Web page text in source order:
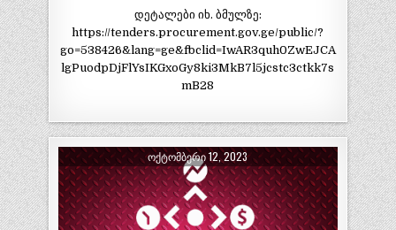
დეტალები იხ. ბმულზე:
https://tenders.procurement.gov.ge/public/?
go=538426&lang=ge&fbclid=IwAR3quh0ZwEJCA
lgPuodpDjFlYsIKGxoGy8ki3MkB7l5jcstc3ctkk7s
mB28
ᲝᲥᲢᲝᲛᲑᲔᲠᲘ 12, 2023